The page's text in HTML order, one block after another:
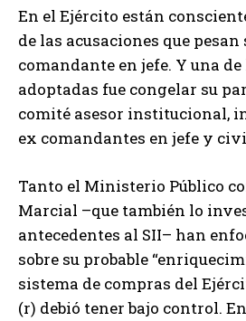
En el Ejército están
de las acusaciones que pesan
comandante en jefe. Y una
adoptadas fue congelar su
comité asesor institucional,
ex comandantes en jefe y
Tanto el Ministerio Público
Marcial –que también lo
antecedentes al SII– han
sobre su probable
sistema de compras del
(r) debió tener bajo control.